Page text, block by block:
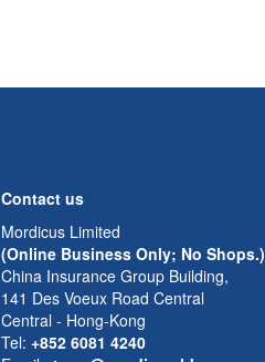
Contact us
Mordicus Limited
(Online Business Only; No Shops.)
China Insurance Group Building,
141 Des Voeux Road Central
Central - Hong-Kong
Tel: +852 6081 4240